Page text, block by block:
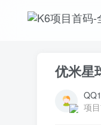
优米星
项